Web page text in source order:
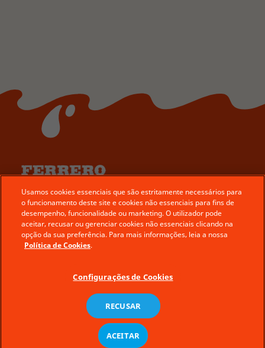
© Ferrero 2026 − All rights reserved
Fale conosco
Política de Privacidade
Política de Cookies
Usamos cookies essenciais que são estritamente necessários para
o funcionamento deste site e cookies não essenciais para fins de
desempenho, funcionalidade ou marketing. O utilizador pode
aceitar, recusar ou gerenciar cookies não essenciais clicando na
opção da sua preferência. Para mais informações, leia a nossa
Política de Cookies.
Configurações de Cookies
RECUSAR
ACEITAR